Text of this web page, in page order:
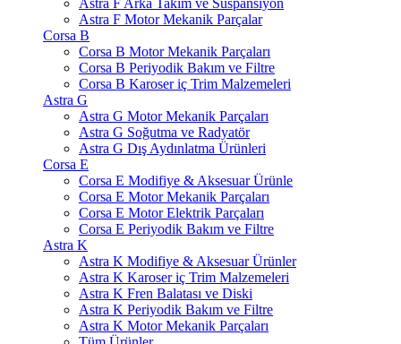
Astra F Arka Takım ve Süspansiyon
Astra F Motor Mekanik Parçalar
Corsa B
Corsa B Motor Mekanik Parçaları
Corsa B Periyodik Bakım ve Filtre
Corsa B Karoser iç Trim Malzemeleri
Astra G
Astra G Motor Mekanik Parçaları
Astra G Soğutma ve Radyatör
Astra G Dış Aydınlatma Ürünleri
Corsa E
Corsa E Modifiye & Aksesuar Ürünle
Corsa E Motor Mekanik Parçaları
Corsa E Motor Elektrik Parçaları
Corsa E Periyodik Bakım ve Filtre
Astra K
Astra K Modifiye & Aksesuar Ürünler
Astra K Karoser iç Trim Malzemeleri
Astra K Fren Balatası ve Diski
Astra K Periyodik Bakım ve Filtre
Astra K Motor Mekanik Parçaları